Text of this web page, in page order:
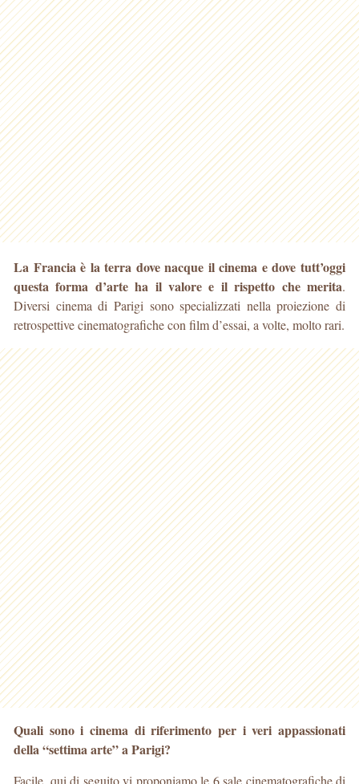
La Francia è la terra dove nacque il cinema e dove tutt’oggi
questa forma d’arte ha il valore e il rispetto che merita.
Diversi cinema di Parigi sono specializzati nella proiezione di
retrospettive cinematografiche con film d’essai, a volte, molto rari.
Quali sono i cinema di riferimento per i veri appassionati
della “settima arte” a Parigi?
Facile, qui di seguito vi proponiamo le 6 sale cinematografiche di